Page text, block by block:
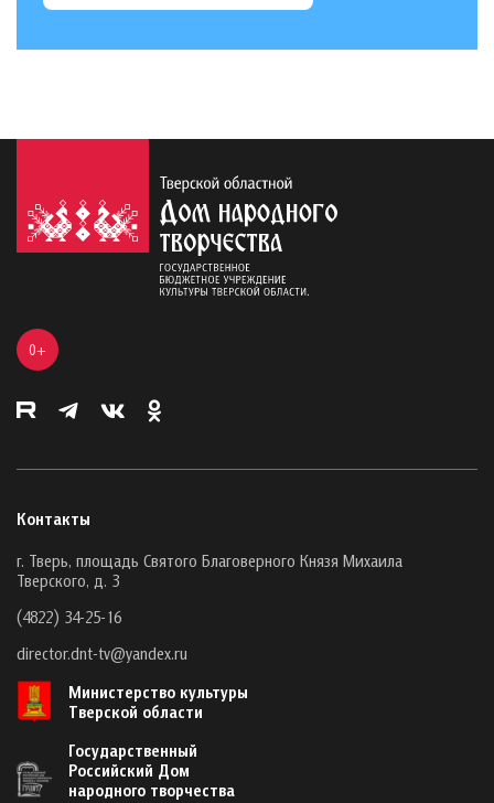
0+
Контакты
г. Тверь, площадь Святого Благоверного Князя Михаила
Тверского, д. 3
(4822) 34-25-16
director.dnt-tv@yandex.ru
Министерство культуры
Тверской области
Государственный
Российский Дом
народного творчества